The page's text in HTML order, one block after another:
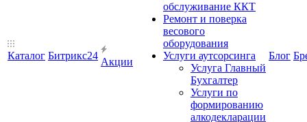
Каталог Битрикс24
Акции
обслуживание ККТ
Ремонт и поверка
весового
оборудования
Услуги аутсорсинга
Услуга Главный
Бухгалтер
Услуги по
формированию
алкодекларации
Блог